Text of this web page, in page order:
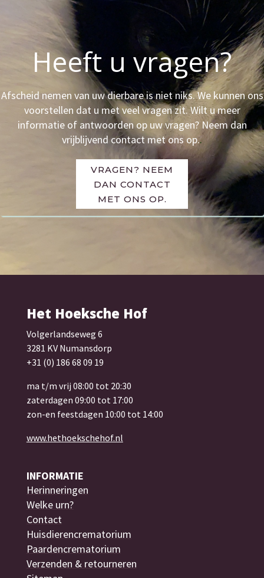
Heeft u vragen?
Afscheid nemen van uw dierbare is niet niks. We kunnen ons
voorstellen dat u met veel vragen zit. Wilt u meer
informatie of antwoorden op uw vragen? Neem dan
vrijblijvend contact met ons op..
VRAGEN? NEEM
DAN CONTACT
MET ONS OP.
Het Hoeksche Hof
Volgerlandseweg 6
3281 KV Numansdorp
+31 (0) 186 68 09 19
ma t/m vrij 08:00 tot 20:30
zaterdagen 09:00 tot 17:00
zon-en feestdagen 10:00 tot 14:00
www.hethoekschehof.nl
INFORMATIE
Herinneringen
Welke urn?
Contact
Huisdierencrematorium
Paardencrematorium
Verzenden & retourneren